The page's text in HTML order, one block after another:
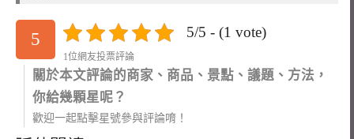
5 5/5 - (1 vote)
1位網友投票評論
關於本文評論的商家、商品、景點、議題、方法，
你給幾顆星呢？
歡迎一起點擊星號參與評論唷！